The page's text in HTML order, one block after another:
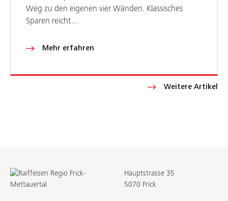
Weitere Artikel
Weg zu den eigenen vier Wänden. Klassisches
Sparen reicht…
Mehr erfahren
Hauptstrasse 35
5070 Frick